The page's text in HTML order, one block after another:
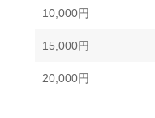
10,000円
15,000円
20,000円